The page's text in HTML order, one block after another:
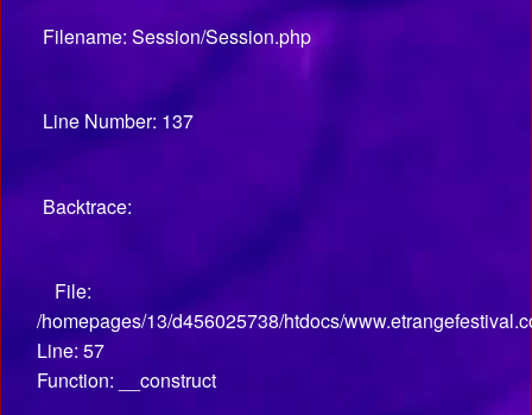
Filename: Session/Session.php
Line Number: 137
Backtrace:
File:
/homepages/13/d456025738/htdocs/
Line: 57
Function: __construct